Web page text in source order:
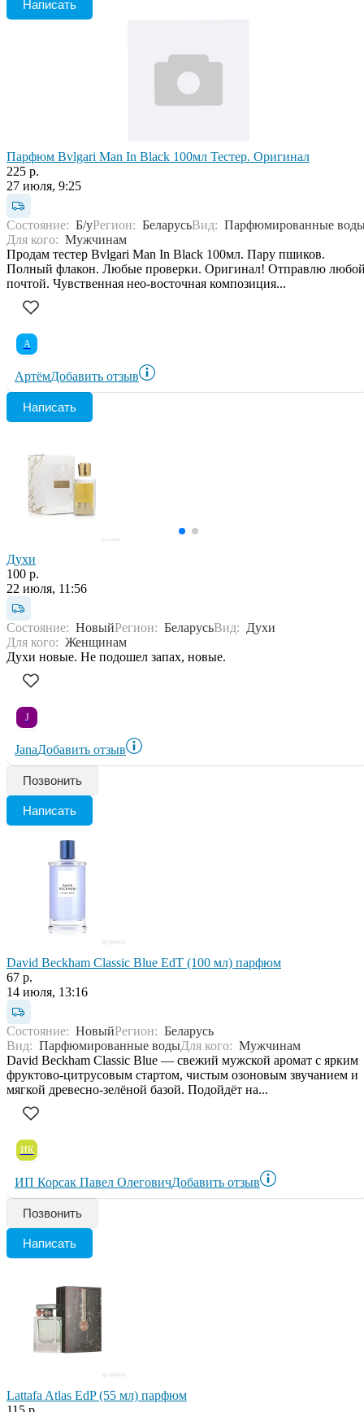
Написать
Парфюм Bvlgari Man In Black 100мл Тестер. Оригинал
225 р.
27 июля, 9:25
Состояние: Б/уРегион: БеларусьВид: Парфюмированные
Для кого: Мужчинам
Продам тестер Bvlgari Man In Black 100мл. Пару пшиков.
Полный флакон. Любые проверки. Оригинал! Отправлю
почтой. Чувственная нео-восточная композиция...
А
АртёмДобавить отзыв
Написать
Духи
100 р.
22 июля, 11:56
Состояние: НовыйРегион: БеларусьВид: Духи
Для кого: Женщинам
Духи новые. Не подошел запах, новые.
J
JanaДобавить отзыв
Позвонить
Написать
David Beckham Classic Blue EdT (100 мл) парфюм
67 р.
14 июля, 13:16
Состояние: НовыйРегион: Беларусь
Вид: Парфюмированные водыДля кого: Мужчинам
David Beckham Classic Blue — свежий мужской аромат с ярким
фруктово-цитрусовым стартом, чистым озоновым звучанием и
мягкой древесно-зелёной базой. Подойдёт на...
ИК
ИП Корсак Павел ОлеговичДобавить отзыв
Позвонить
Написать
Lattafa Atlas EdP (55 мл) парфюм